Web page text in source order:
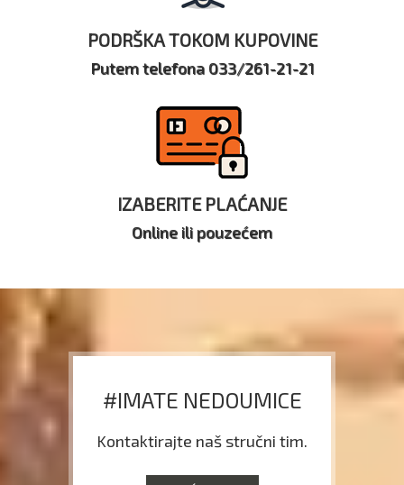
PODRŠKA TOKOM KUPOVINE
Putem telefona 033/261-21-21
IZABERITE PLAĆANJE
Online ili pouzećem
#IMATE NEDOUMICE
Kontaktirajte naš stručni tim.